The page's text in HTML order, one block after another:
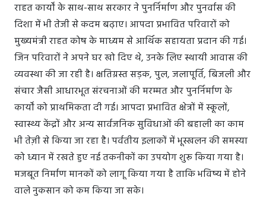
राहत कार्यों के साथ-साथ सरकार ने पुनर्निर्माण और पुनर्वास की
दिशा में भी तेजी से कदम बढ़ाए। आपदा प्रभावित परिवारों को
मुख्यमंत्री राहत कोष के माध्यम से आर्थिक सहायता प्रदान की गई।
जिन परिवारों ने अपने घर खो दिए थे, उनके लिए स्थायी आवास की
व्यवस्था की जा रही है। क्षतिग्रस्त सड़क, पुल, जलापूर्ति, बिजली और
संचार जैसी आधारभूत संरचनाओं की मरम्मत और पुनर्निर्माण के
कार्यों को प्राथमिकता दी गई। आपदा प्रभावित क्षेत्रों में स्कूलों,
स्वास्थ्य केंद्रों और अन्य सार्वजनिक सुविधाओं की बहाली का काम
भी तेज़ी से किया जा रहा है। पर्वतीय इलाकों में भूस्खलन की समस्या
को ध्यान में रखते हुए नई तकनीकों का उपयोग शुरू किया गया है।
मजबूत निर्माण मानकों को लागू किया गया है ताकि भविष्य में होने
वाले नुकसान को कम किया जा सके।